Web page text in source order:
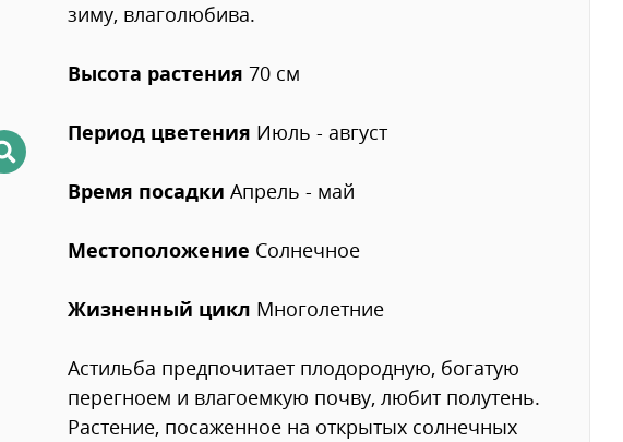
зиму, влаголюбива.
Высота растения 70 см
Период цветения Июль - август
Время посадки Апрель - май
Местоположение Солнечное
Жизненный цикл Многолетние
Астильба предпочитает плодородную, богатую
перегноем и влагоемкую почву, любит полутень.
Растение, посаженное на открытых солнечных